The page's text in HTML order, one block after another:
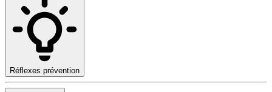
Réflexes prévention